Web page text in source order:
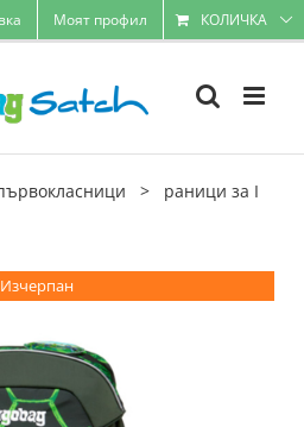
Моят профил КОЛИЧКА
> раници за I
Изчерпан